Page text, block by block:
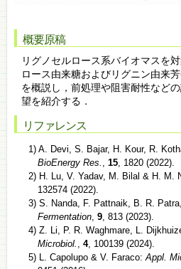
概要原稿
リグノセルロース系バイオマスを
ロース由来糖およびリグニン由来
を概説し，前処理や阻害耐性など
望を紹介する．
リファレンス
1) A. Devi, S. Bajar, H. Kour, R.
BioEnergy Res. , 15, 1820 (2022).
2) H. Lu, V. Yadav, M. Bilal & H. M.
132574 (2022).
3) S. Nanda, F. Pattnaik, B. R.
Fermentation, 9, 813 (2023).
4) Z. Li, P. R. Waghmare, L.
Microbiol. , 4, 100139 (2024).
5) L. Capolupo & V. Faraco:Appl.